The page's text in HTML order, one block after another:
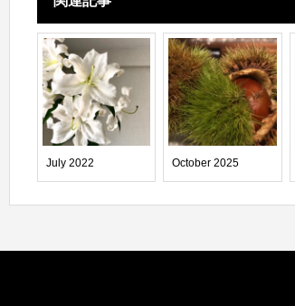
July 2022 October 2025